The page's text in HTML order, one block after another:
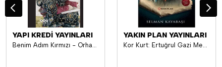
YAPI KREDİ YAYINLARI
Benim Adım Kırmızı - Orhan Pamuk
YAKIN PLAN YAYINLARI
Kor Kurt: Ertuğrul Gazi Mevlana Celaleddin Savaşı - Selman Kayabaşı